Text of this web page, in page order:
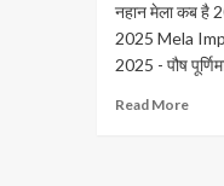
नहान मेला कब है
2025 Mela
2025 - पौष
Read MoreRead